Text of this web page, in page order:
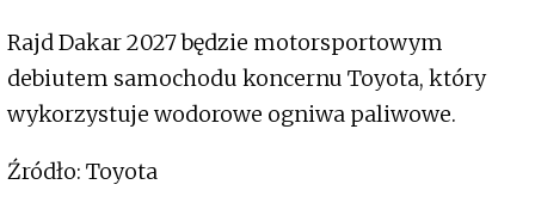
Rajd Dakar 2027 będzie motorsportowym
debiutem samochodu koncernu Toyota, który
wykorzystuje wodorowe ogniwa paliwowe.
Źródło: Toyota